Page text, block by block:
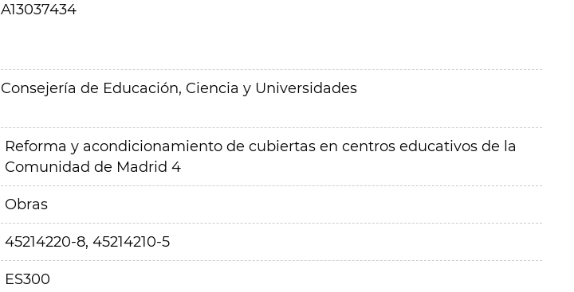
A13037434
Consejería de Educación, Ciencia y Universidades
Reforma y acondicionamiento de cubiertas en centros educativos de la
Comunidad de Madrid 4
Obras
45214220-8, 45214210-5
ES300